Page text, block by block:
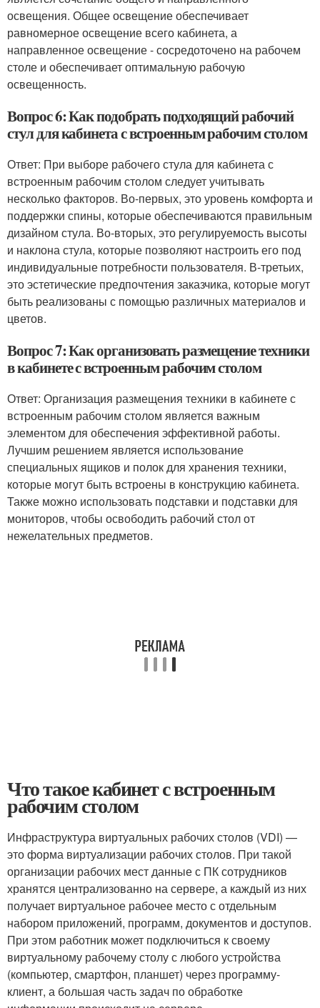
освещения. Общее освещение обеспечивает
равномерное освещение всего кабинета, а
направленное освещение - сосредоточено на рабочем
столе и обеспечивает оптимальную рабочую
освещенность.
Вопрос 6: Как подобрать подходящий рабочий
стул для кабинета с встроенным рабочим столом
Ответ: При выборе рабочего стула для кабинета с
встроенным рабочим столом следует учитывать
несколько факторов. Во-первых, это уровень комфорта и
поддержки спины, которые обеспечиваются правильным
дизайном стула. Во-вторых, это регулируемость высоты
и наклона стула, которые позволяют настроить его под
индивидуальные потребности пользователя. В-третьих,
это эстетические предпочтения заказчика, которые могут
быть реализованы с помощью различных материалов и
цветов.
Вопрос 7: Как организовать размещение техники
в кабинете с встроенным рабочим столом
Ответ: Организация размещения техники в кабинете с
встроенным рабочим столом является важным
элементом для обеспечения эффективной работы.
Лучшим решением является использование
специальных ящиков и полок для хранения техники,
которые могут быть встроены в конструкцию кабинета.
Также можно использовать подставки и подставки для
мониторов, чтобы освободить рабочий стол от
нежелательных предметов.
Что такое кабинет с встроенным
рабочим столом
Инфраструктура виртуальных рабочих столов (VDI) —
это форма виртуализации рабочих столов. При такой
организации рабочих мест данные с ПК сотрудников
хранятся централизованно на сервере, а каждый из них
получает виртуальное рабочее место с отдельным
набором приложений, программ, документов и доступов.
При этом работник может подключиться к своему
виртуальному рабочему столу с любого устройства
(компьютер, смартфон, планшет) через программу-
клиент, а большая часть задач по обработке